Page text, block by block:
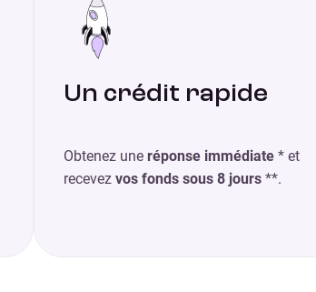
Un crédit rapide
Obtenez une réponse immédiate* et
recevez vos fonds sous 8 jours**.